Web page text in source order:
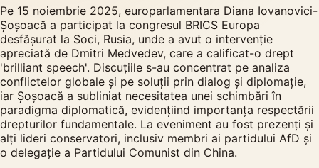
Pe 15 noiembrie 2025, europarlamentara Diana Iovanovici-
Șoșoacă a participat la congresul BRICS Europa
desfășurat la Soci, Rusia, unde a avut o intervenție
apreciată de Dmitri Medvedev, care a calificat-o drept
'brilliant speech'. Discuțiile s-au concentrat pe analiza
conflictelor globale și pe soluții prin dialog și diplomație,
iar Șoșoacă a subliniat necesitatea unei schimbări în
paradigma diplomatică, evidențiind importanța respectării
drepturilor fundamentale. La eveniment au fost prezenți și
alți lideri conservatori, inclusiv membri ai partidului AfD și
o delegație a Partidului Comunist din China.